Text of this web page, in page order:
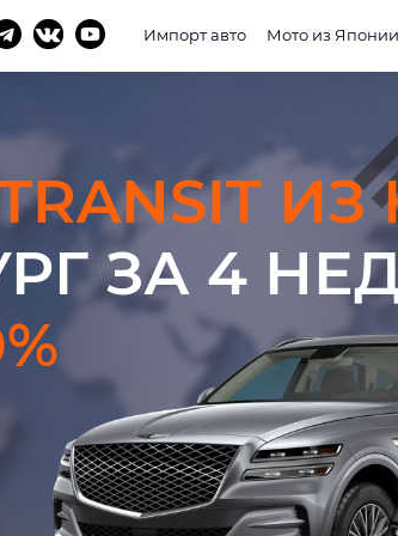
Импорт авто Мото из Японии
ЗА 4